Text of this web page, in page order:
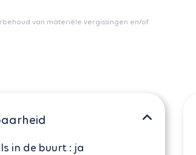
van materiële vergissingen en/of
in de buurt : ja